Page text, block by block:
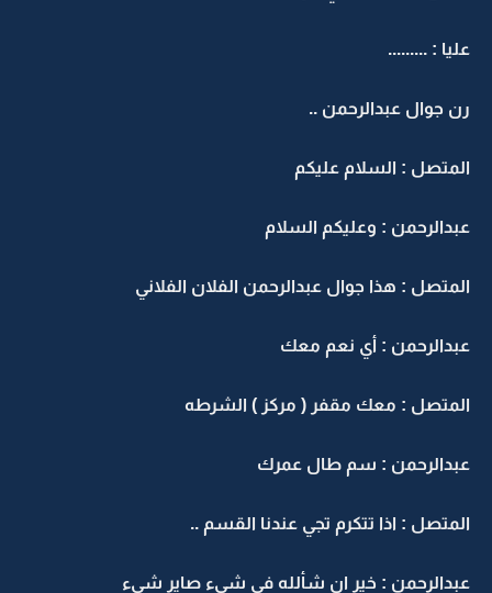
عليا : .........
رن جوال عبدالرحمن ..
المتصل : السلام عليكم
عبدالرحمن : وعليكم السلام
المتصل : هذا جوال عبدالرحمن الفلان الفلاني
عبدالرحمن : أي نعم معك
المتصل : معك مقفر ( مركز ) الشرطه
عبدالرحمن : سم طال عمرك
المتصل : اذا تتكرم تجي عندنا القسم ..
عبدالرحمن : خير ان شألله في شيء صاير شيء